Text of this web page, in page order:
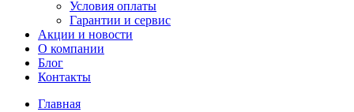
Условия оплаты
Гарантии и сервис
Акции и новости
О компании
Блог
Контакты
Главная